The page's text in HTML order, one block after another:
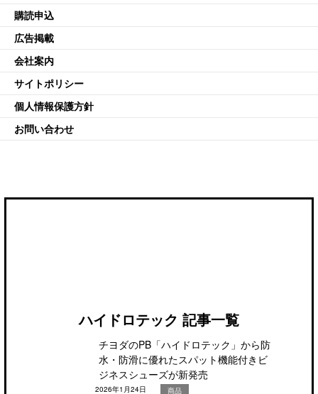
購読申込
広告掲載
会社案内
サイトポリシー
個人情報保護方針
お問い合わせ
ハイドロテック 記事一覧
チヨダのPB「ハイドロテック」から防
水・防滑に優れたスパット機能付きビ
ジネスシューズが新発売
2026年1月24日 商品